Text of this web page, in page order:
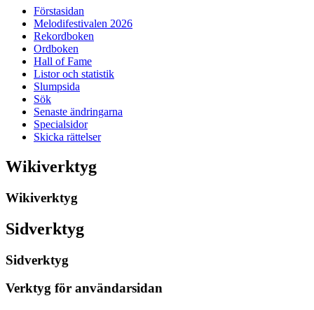
Förstasidan
Melodifestivalen 2026
Rekordboken
Ordboken
Hall of Fame
Listor och statistik
Slumpsida
Sök
Senaste ändringarna
Specialsidor
Skicka rättelser
Wikiverktyg
Wikiverktyg
Sidverktyg
Sidverktyg
Verktyg för användarsidan